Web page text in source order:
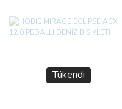
Tükendi